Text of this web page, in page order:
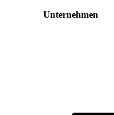
Unternehmen